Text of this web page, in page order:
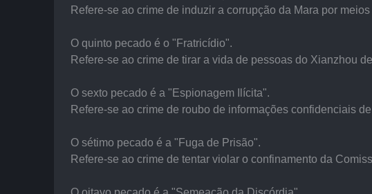
Refere-se ao crime de induzir a corrupção da Mara por
O quinto pecado é o "Fratricídio".
Refere-se ao crime de tirar a vida de pessoas do Xianzhou
O sexto pecado é a "Espionagem Ilícita".
Refere-se ao crime de roubo de informações confidenciais
O sétimo pecado é a "Fuga de Prisão".
Refere-se ao crime de tentar violar o confinamento da